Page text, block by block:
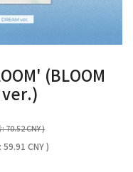
(BLOOM
ver.)
70.52 CNY )
59.91 CNY )